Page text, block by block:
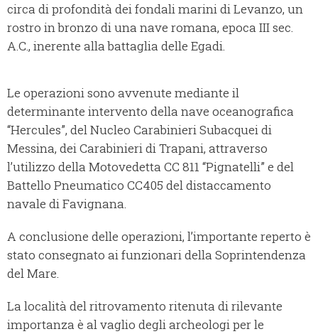
circa di profondità dei fondali marini di Levanzo, un
rostro in bronzo di una nave romana, epoca III sec.
A.C., inerente alla battaglia delle Egadi.
Le operazioni sono avvenute mediante il
determinante intervento della nave oceanografica
“Hercules”, del Nucleo Carabinieri Subacquei di
Messina, dei Carabinieri di Trapani, attraverso
l’utilizzo della Motovedetta CC 811 “Pignatelli” e del
Battello Pneumatico CC405 del distaccamento
navale di Favignana.
A conclusione delle operazioni, l’importante reperto è
stato consegnato ai funzionari della Soprintendenza
del Mare.
La località del ritrovamento ritenuta di rilevante
importanza è al vaglio degli archeologi per le